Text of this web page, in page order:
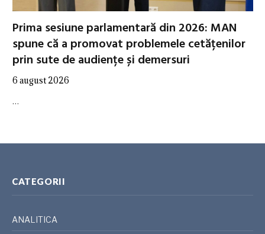
Prima sesiune parlamentară din 2026: MAN
spune că a promovat problemele cetățenilor
prin sute de audiențe și demersuri
6 august 2026
…
CATEGORII
ANALITICA